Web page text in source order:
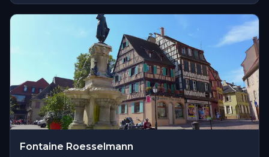
Fontaine Roesselmann